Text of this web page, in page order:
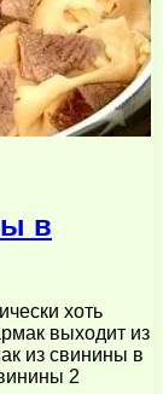
в
хоть
выходит из
из свинины в
2